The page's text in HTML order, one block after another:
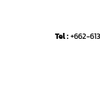
Tel :+662-